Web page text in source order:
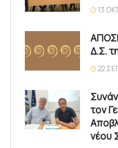
13
Δ.Σ.
22
τον
νέου